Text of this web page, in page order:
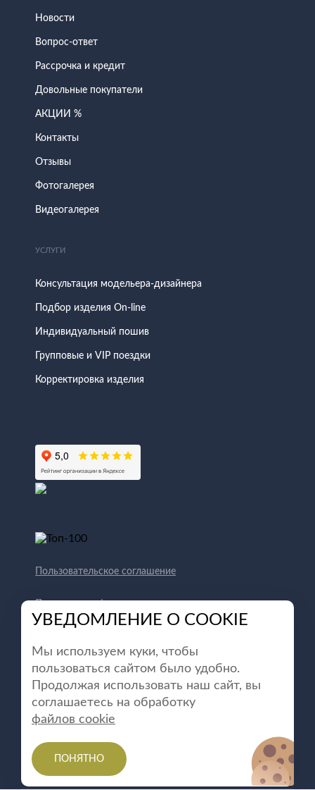
Новости
Вопрос-ответ
Рассрочка и кредит
Довольные покупатели
АКЦИИ %
Контакты
Отзывы
Фотогалерея
Видеогалерея
УСЛУГИ
Консультация модельера-дизайнера
Подбор изделия On-line
Индивидуальный пошив
Групповые и VIP поездки
Корректировка изделия
Пользовательское соглашение
УВЕДОМЛЕНИЕ О COOKIE
Мы используем куки, чтобы
пользоваться сайтом было удобно.
Продолжая использовать наш сайт, вы
соглашаетесь на обработку
файлов cookie
ПОНЯТНО